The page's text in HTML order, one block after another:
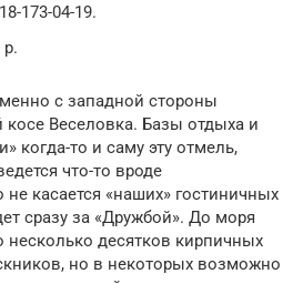
173-04-19.
с западной стороны
косе Веселовка. Базы отдыха и
когда-то и саму эту отмель,
что-то вроде
не касается «наших» гостиничных
сразу за «Дружбой». До моря
несколько десятков кирпичных
но в некоторых возможно